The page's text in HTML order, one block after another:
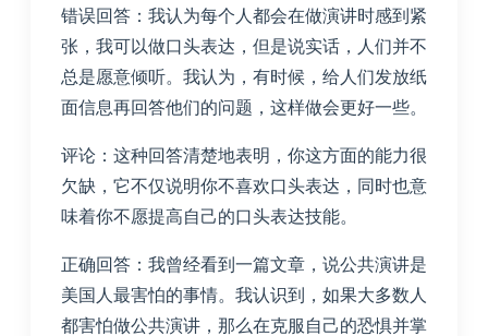
错误回答：我认为每个人都会在做演讲时感到紧
张，我可以做口头表达，但是说实话，人们并不
总是愿意倾听。我认为，有时候，给人们发放纸
面信息再回答他们的问题，这样做会更好一些。
评论：这种回答清楚地表明，你这方面的能力很
欠缺，它不仅说明你不喜欢口头表达，同时也意
味着你不愿提高自己的口头表达技能。
正确回答：我曾经看到一篇文章，说公共演讲是
美国人最害怕的事情。我认识到，如果大多数人
都害怕做公共演讲，那么在克服自己的恐惧并掌